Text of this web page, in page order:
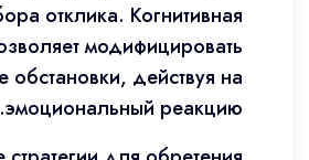
отклика. Когнитивная
модифицировать
обстановки, действуя на
эмоциональный реакцию.